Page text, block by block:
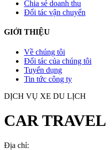
Chia sẻ doanh thu
Đối tác vận chuyển
GIỚI THIỆU
Về chúng tôi
Đối tác của chúng tôi
Tuyển dụng
Tin tức công ty
DỊCH VỤ XE DU LỊCH
CAR TRAVEL
Địa chỉ: